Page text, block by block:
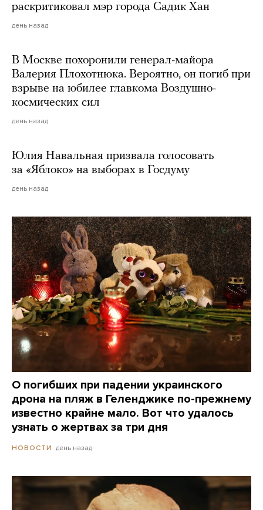
раскритиковал мэр города Садик Хан
день назад
В Москве похоронили генерал-майора
Валерия Плохотнюка. Вероятно, он погиб при
взрыве на юбилее главкома Воздушно-
космических сил
день назад
Юлия Навальная призвала голосовать
за «Яблоко» на выборах в Госдуму
день назад
О погибших при падении украинского
дрона на пляж в Геленджике по-прежнему
известно крайне мало. Вот что удалось
узнать о жертвах за три дня
НОВОСТИ день назад